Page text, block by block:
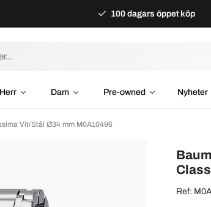
100 dagars öppet köp
Herr Dam Pre-owned Nyheter
Vit/Stål Ø34 mm M0A10496
Ref: